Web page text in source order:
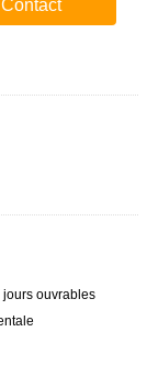
Contact
ouvrables